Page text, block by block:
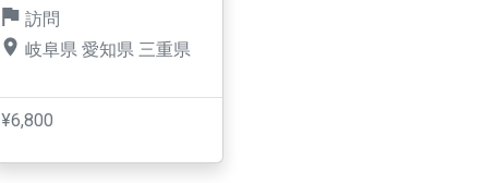
訪問
岐阜県 愛知県 三重県
¥6,800